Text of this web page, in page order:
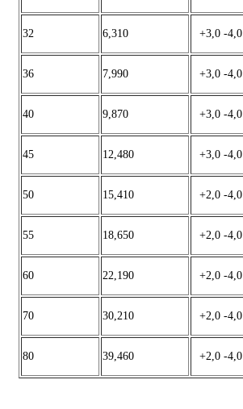
32 6,310 +3,0 -4,0
36 7,990 +3,0 -4,0
40 9,870 +3,0 -4,0
45 12,480 +3,0 -4,0
50 15,410 +2,0 -4,0
55 18,650 +2,0 -4,0
60 22,190 +2,0 -4,0
70 30,210 +2,0 -4,0
80 39,460 +2,0 -4,0